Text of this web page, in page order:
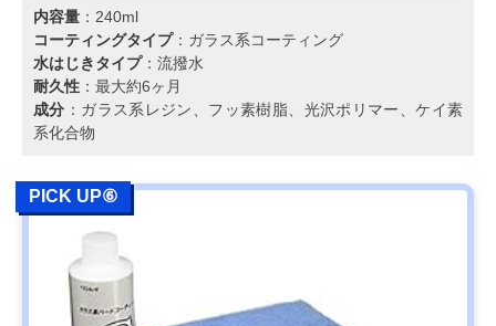
内容量 ：240ml
コーティングタイプ：ガラス系コーティング
水はじきタイプ：流撥水
耐久性 ：最大約6ヶ月
成分 ：ガラス系レジン、フッ素樹脂、光沢ポリマー、ケイ素
系化合物
PICK UP⑥